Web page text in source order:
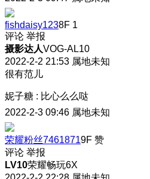
fishdaisy1238F 1
评论 举报
摄影达人VOG-AL10
2022-2-2 21:53 属地未知
很有范儿
妮子糖 : 比心么么哒
2022-2-3 09:46 属地未知
荣耀粉丝74618719F 赞
评论 举报
LV10荣耀畅玩6X